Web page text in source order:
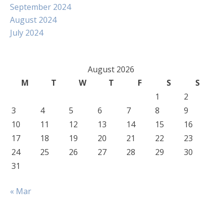
September 2024
August 2024
July 2024
August 2026
M
T W T F S
S
1
2
3
4 5 6 7 8
9
10
11 12 13 14 15
16
17
18 19 20 21 22
23
24
25 26 27 28 29
30
31
« Mar